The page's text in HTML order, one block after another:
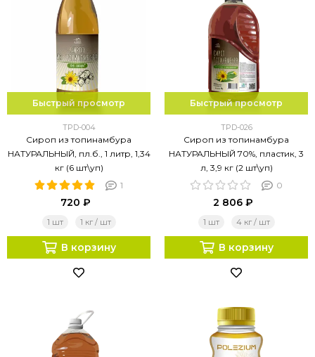
Быстрый просмотр
TPD-004
Сироп из топинамбура
НАТУРАЛЬНЫЙ, пл.б., 1 литр, 1,34
кг (6 шт\уп)
1
720 ₽
1 шт 1 кг / шт
В корзину
Быстрый просмотр
TPD-026
Сироп из топинамбура
НАТУРАЛЬНЫЙ 70%, пластик, 3
л, 3,9 кг (2 шт\уп)
0
2 806 ₽
1 шт 4 кг / шт
В корзину